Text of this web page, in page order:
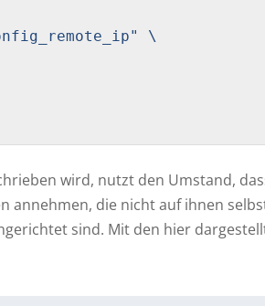
\
wird, nutzt den Umstand,
annehmen, die nicht auf ihnen
sind. Mit den hier